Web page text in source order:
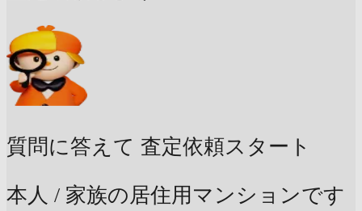
質問に答えて 査定依頼スタート
本人 / 家族の居住用マンションです